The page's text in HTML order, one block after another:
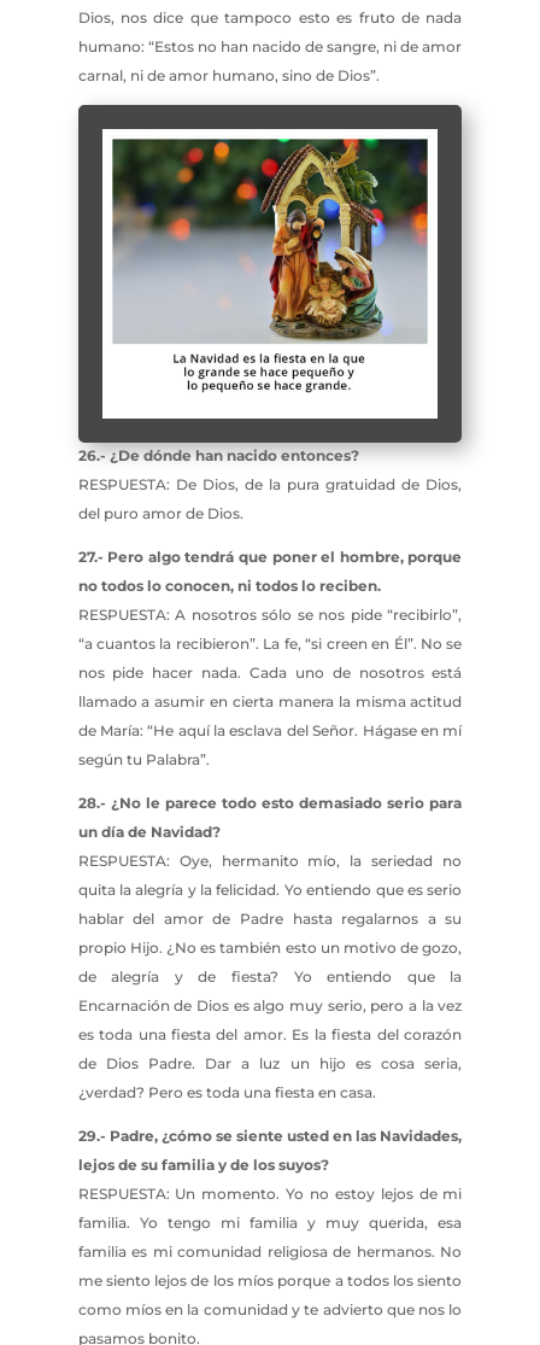
Dios, nos dice que tampoco esto es fruto de nada
humano: “Estos no han nacido de sangre, ni de amor
carnal, ni de amor humano, sino de Dios”.
26.- ¿De dónde han nacido entonces?
RESPUESTA: De Dios, de la pura gratuidad de Dios,
del puro amor de Dios.
27.- Pero algo tendrá que poner el hombre, porque
no todos lo conocen, ni todos lo reciben.
RESPUESTA: A nosotros sólo se nos pide “recibirlo”,
“a cuantos la recibieron”. La fe, “si creen en Él”. No se
nos pide hacer nada. Cada uno de nosotros está
llamado a asumir en cierta manera la misma actitud
de María: “He aquí la esclava del Señor. Hágase en mí
según tu Palabra”.
28.- ¿No le parece todo esto demasiado serio para
un día de Navidad?
RESPUESTA: Oye, hermanito mío, la seriedad no
quita la alegría y la felicidad. Yo entiendo que es serio
hablar del amor de Padre hasta regalarnos a su
propio Hijo. ¿No es también esto un motivo de gozo,
de alegría y de fiesta? Yo entiendo que la
Encarnación de Dios es algo muy serio, pero a la vez
es toda una fiesta del amor. Es la fiesta del corazón
de Dios Padre. Dar a luz un hijo es cosa seria,
¿verdad? Pero es toda una fiesta en casa.
29.- Padre, ¿cómo se siente usted en las Navidades,
lejos de su familia y de los suyos?
RESPUESTA: Un momento. Yo no estoy lejos de mi
familia. Yo tengo mi familia y muy querida, esa
familia es mi comunidad religiosa de hermanos. No
me siento lejos de los míos porque a todos los siento
como míos en la comunidad y te advierto que nos lo
pasamos bonito.